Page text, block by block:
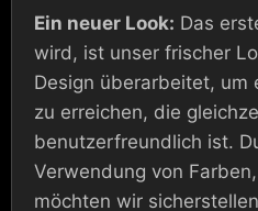
Ein neuer Look: Das
wird, ist unser frischer
Design überarbeitet, um
zu erreichen, die
benutzerfreundlich ist.
Verwendung von
möchten wir